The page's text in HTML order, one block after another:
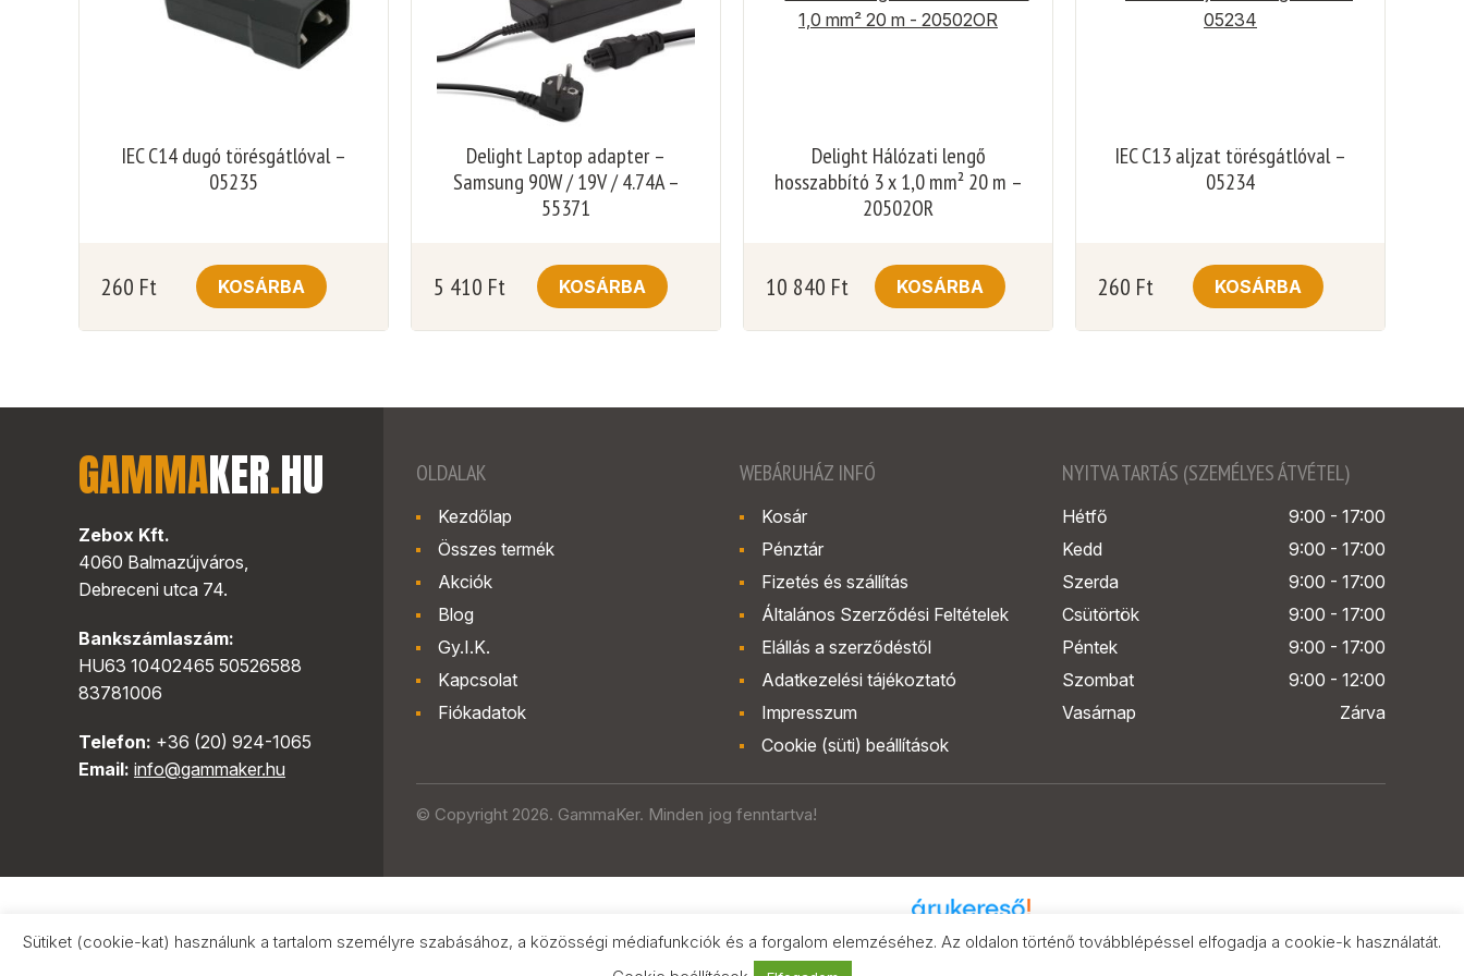
IEC C14 dugó törésgátlóval –
05235
260 Ft KOSÁRBA
Delight Laptop adapter –
Samsung 90W / 19V / 4.74A –
55371
5 410 Ft KOSÁRBA
Delight Hálózati lengő
hosszabbító 3 x 1,0 mm² 20 m –
20502OR
10 840 Ft KOSÁRBA
IEC C13 aljzat törésgátlóval –
05234
260 Ft KOSÁRBA
GAMMAKER.HU
Zebox Kft.
4060 Balmazújváros,
Debreceni utca 74.
Bankszámlaszám:
HU63 10402465 50526588
83781006
Telefon: +36 (20) 924-1065
Email: info@gammaker.hu
OLDALAK
Kezdőlap
Összes termék
Akciók
Blog
Gy.I.K.
Kapcsolat
Fiókadatok
WEBÁRUHÁZ INFÓ
Kosár
Pénztár
Fizetés és szállítás
Általános Szerződési Feltételek
Elállás a szerződéstől
Adatkezelési tájékoztató
Impresszum
Cookie (süti) beállítások
NYITVA TARTÁS (SZEMÉLYES ÁTVÉTEL)
Hétfő
9:00 - 17:00
Kedd
9:00 - 17:00
Szerda
9:00 - 17:00
Csütörtök
9:00 - 17:00
Péntek
9:00 - 17:00
Szombat
9:00 - 12:00
Vasárnap
Zárva
© Copyright 2026. GammaKer. Minden jog fenntartva!
Árak és paraméterek összehasonlítása
Sütiket (cookie-kat) használunk a tartalom személyre szabásához, a közösségi médiafunkciók és a forgalom elemzéséhez. Az oldalon történő továbblépéssel elfogadja a cookie-k használatát.